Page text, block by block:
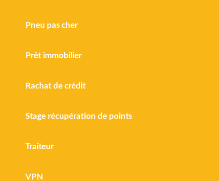
Pneu pas cher
Prêt immobilier
Rachat de crédit
Stage récupération de points
Traiteur
VPN